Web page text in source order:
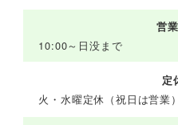
営
10:00～日没まで
定
火・水曜定休（祝日は営業）